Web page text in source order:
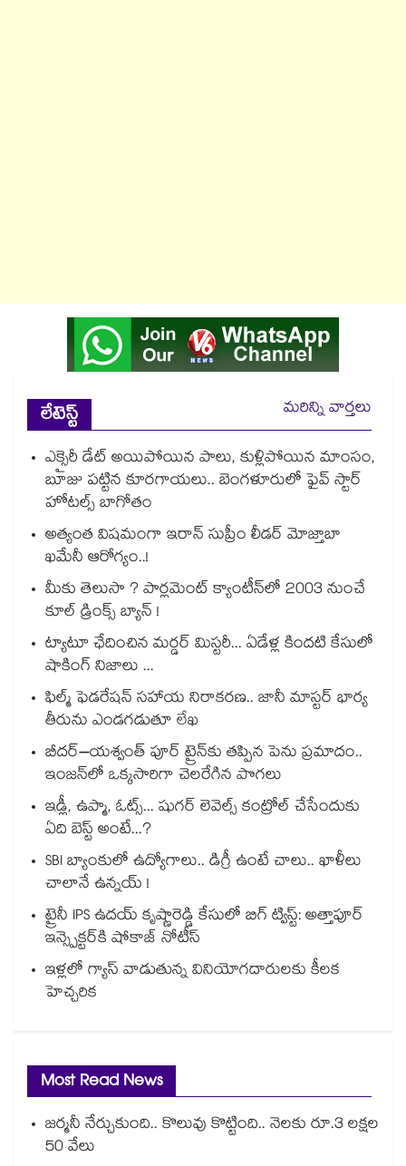
లేటెస్ట్
మరిన్ని వార్తలు
ఎక్సైరీ డేట్ అయిపోయిన పాలు, కుళ్లిపోయిన మాంసం,
బూజు పట్టిన కూరగాయలు.. బెంగళూరులో ఫైవ్ స్టార్
హోటల్స్ బాగోతం
అత్యంత విషమంగా ఇరాన్ సుప్రీం లీడర్ మోజ్తాబా
ఖమేనీ ఆరోగ్యం..!
మీకు తెలుసా ? పార్లమెంట్ క్యాంటీన్⁪లో 2003 నుంచే
కూల్ డ్రింక్స్ బ్యాన్ !
ట్యాటూ ఛేదించిన మర్డర్ మిస్టరీ... ఏడేళ్ల కిందటి కేసులో
షాకింగ్ నిజాలు ...
ఫిల్మ్ ఫెడరేషన్ సహాయ నిరాకరణ.. జానీ మాస్టర్ భార్య
తీరును ఎండగడుతూ లేఖ
బీదర్–యశ్వంత్ పూర్ ట్రైన్‎కు తప్పిన పెను ప్రమాదం..
ఇంజన్‎లో ఒక్కసారిగా చెలరేగిన పొగలు
ఇడ్లీ, ఉప్మా, ఓట్స్... షుగర్ లెవెల్స్ కంట్రోల్ చేసేందుకు
ఏది బెస్ట్ అంటే...?
SBI బ్యాంకులో ఉద్యోగాలు.. డిగ్రీ ఉంటే చాలు.. ఖాళీలు
చాలానే ఉన్నయ్ !
ట్రైనీ IPS ఉదయ్ కృష్ణారెడ్డి కేసులో బిగ్ ట్విస్ట్: అత్తాపూర్
ఇన్స్పెక్టర్‎కి షోకాజ్ నోటీస్
ఇళ్లలో గ్యాస్ వాడుతున్న వినియోగదారులకు కీలక
హెచ్చరిక
Most Read News
జర్మనీ నేర్చుకుంది.. కొలువు కొట్టింది.. నెలకు రూ.3 లక్షల
50 వేలు